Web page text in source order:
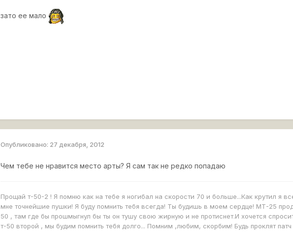
зато ее мало
Опубликовано: 27 декабря, 2012
Чем тебе не нравится место арты? Я сам так не редко попадаю
Прощай т-50-2 ! Я помню как на тебе я ногибал на скорости 70 и больше...Как крутил я
мне точнейшие пушки! Я буду помнить тебя всегда! Ты будишь в моем сердце! МТ-25
50 , там где бы прошмыгнул бы ты он тушу свою жирную и не протиснет.И хочется
т-50 второй , мы будим помнить тебя долго... Помним ,любим, скорбим! Будь проклят